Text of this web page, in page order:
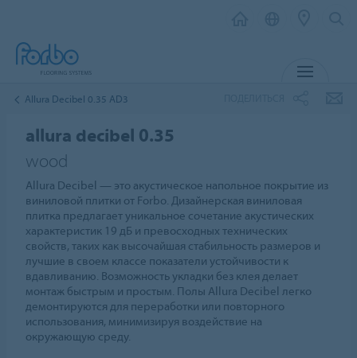
Allura Decibel 0.35 AD3
allura decibel 0.35
wood
Allura Decibel — это акустическое напольное покрытие из
виниловой плитки от Forbo. Дизайнерская виниловая
плитка предлагает уникальное сочетание акустических
характеристик 19 дБ и превосходных технических
свойств, таких как высочайшая стабильность размеров и
лучшие в своем классе показатели устойчивости к
вдавливанию. Возможность укладки без клея делает
монтаж быстрым и простым. Полы Allura Decibel легко
демонтируются для переработки или повторного
использования, минимизируя воздействие на
окружающую среду.